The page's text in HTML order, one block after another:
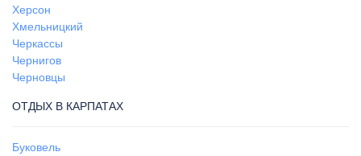
Херсон
Хмельницкий
Черкассы
Чернигов
Черновцы
ОТДЫХ В КАРПАТАХ
Буковель